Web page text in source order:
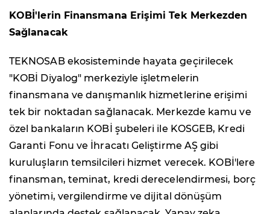
KOBİ'lerin Finansmana Erişimi Tek Merkezden
Sağlanacak
TEKNOSAB ekosisteminde hayata geçirilecek
"KOBİ Diyalog" merkeziyle işletmelerin
finansmana ve danışmanlık hizmetlerine erişimi
tek bir noktadan sağlanacak. Merkezde kamu ve
özel bankaların KOBİ şubeleri ile KOSGEB, Kredi
Garanti Fonu ve İhracatı Geliştirme AŞ gibi
kuruluşların temsilcileri hizmet verecek. KOBİ'lere
finansman, teminat, kredi derecelendirmesi, borç
yönetimi, vergilendirme ve dijital dönüşüm